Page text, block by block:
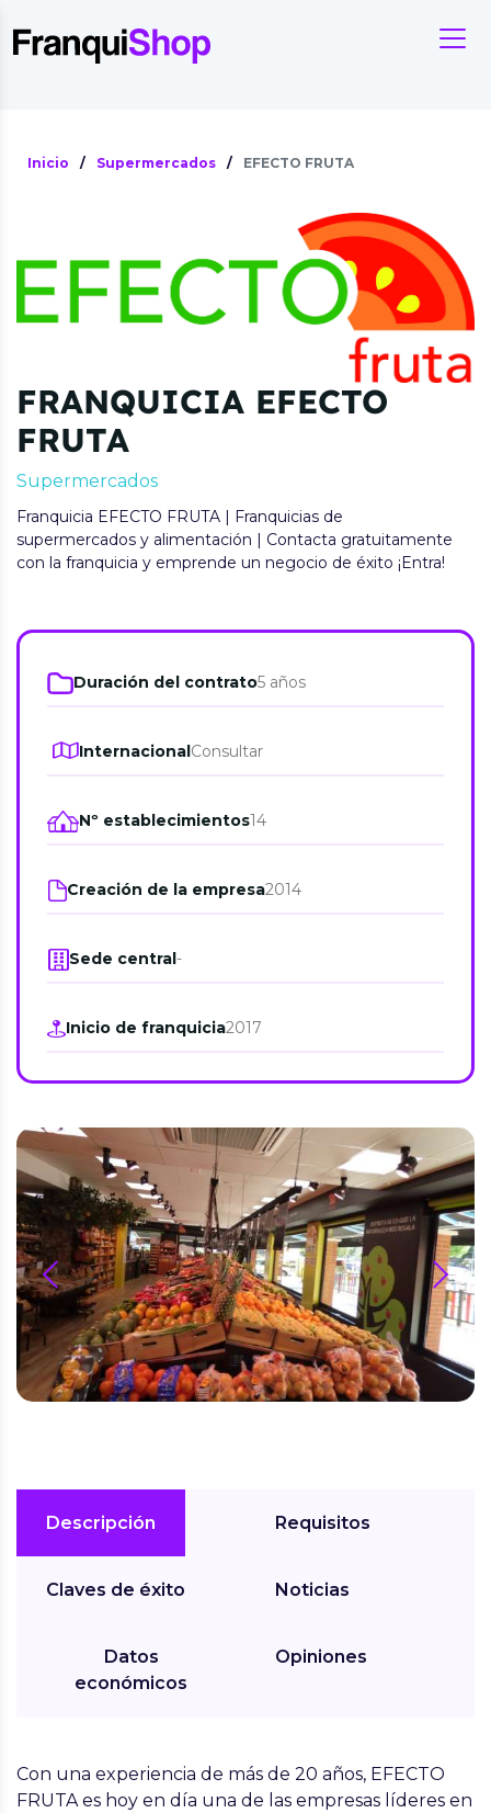
Inicio / Supermercados / EFECTO FRUTA
FRANQUICIA EFECTO
FRUTA
Supermercados
Franquicia EFECTO FRUTA | Franquicias de
supermercados y alimentación | Contacta gratuitamente
con la franquicia y emprende un negocio de éxito ¡Entra!
Duración del contrato5 años
InternacionalConsultar
Nº establecimientos14
Creación de la empresa2014
Sede central-
Inicio de franquicia2017
prev next
Descripción
Claves de éxito
Datos
económicos
Requisitos
Noticias
Opiniones
Con una experiencia de más de 20 años, EFECTO
FRUTA es hoy en día una de las empresas líderes en